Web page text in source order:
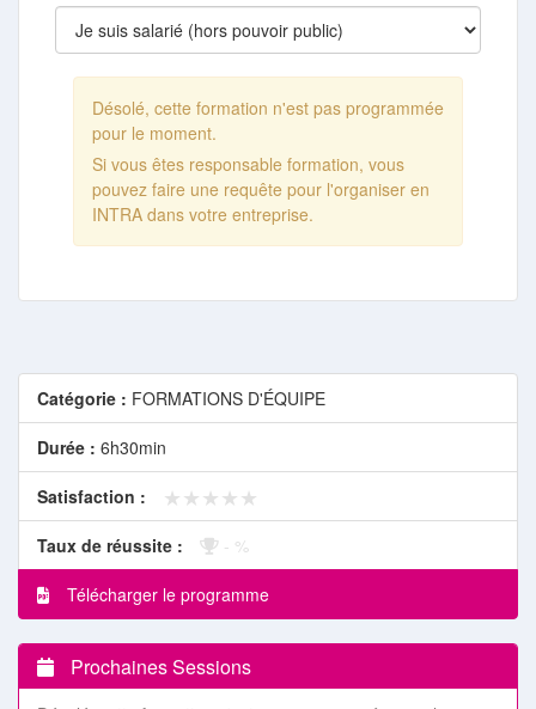
Désolé, cette formation n'est pas programmée
pour le moment.
Si vous êtes responsable formation, vous
pouvez faire une requête pour l'organiser en
INTRA dans votre entreprise.
Catégorie : FORMATIONS D'ÉQUIPE
Durée : 6h30min
Satisfaction : ★★★★★
★★★★★
Taux de réussite : - %
Télécharger le programme
Prochaines Sessions